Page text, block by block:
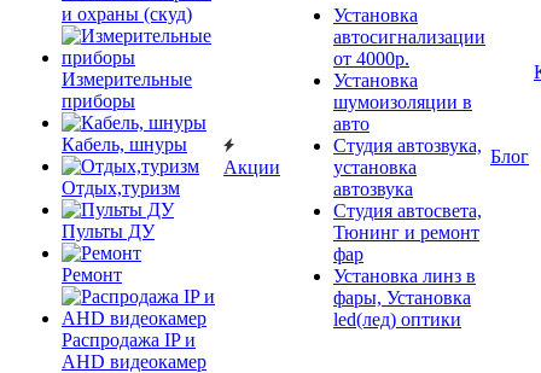
и охраны (скуд)
Измерительные
приборы
Кабель, шнуры
Отдых,туризм
Пульты ДУ
Ремонт
Распродажа IP и
AHD видеокамер
Акции
Установка
автосигнализации
от 4000р.
Установка
шумоизоляции в
авто
Студия автозвука,
установка
автозвука
Студия автосвета,
Тюнинг и ремонт
фар
Установка линз в
фары, Установка
led(лед) оптики
Блог